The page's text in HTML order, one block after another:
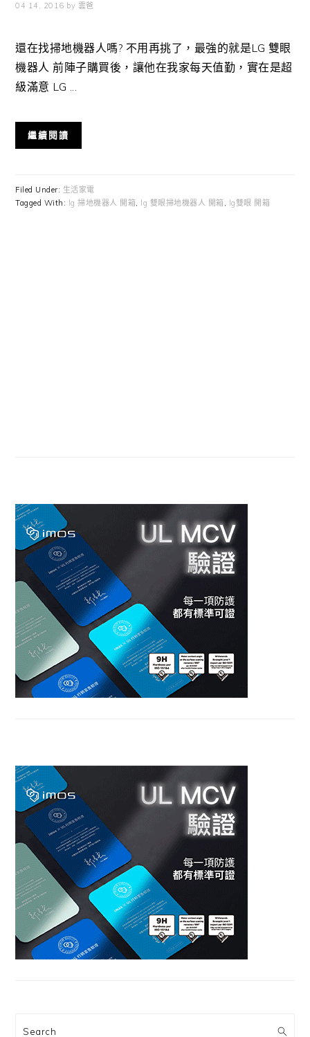
04 14, 2016 by 雲爸
還在找掃地機器人嗎? 不用再挑了，最強的就是LG 雙眼
機器人 前陣子購買後，讓他在我家每天值勤，實在是超
級滿意 LG ...
繼續閱讀
Filed Under: 生活家電
Tagged With: lg 掃地機器人 開箱, lg 雙眼掃地機器人 開箱, lg雙眼 開箱
Search